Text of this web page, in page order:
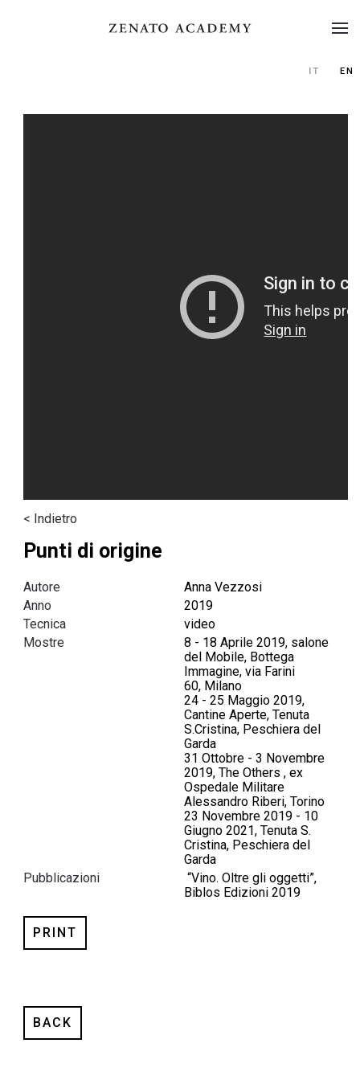
IT EN
< Indietro
Punti di origine
Autore
Anna Vezzosi
Anno
2019
Tecnica
video
Mostre
8 - 18 Aprile 2019, salone
del Mobile, Bottega
Immagine, via Farini
60, Milano
24 - 25 Maggio 2019,
Cantine Aperte, Tenuta
S.Cristina, Peschiera del
Garda
31 Ottobre - 3 Novembre
2019, The Others , ex
Ospedale Militare
Alessandro Riberi, Torino
23 Novembre 2019 - 10
Giugno 2021, Tenuta S.
Cristina, Peschiera del
Garda
Pubblicazioni
“Vino. Oltre gli oggetti”,
Biblos Edizioni 2019
PRINT
BACK